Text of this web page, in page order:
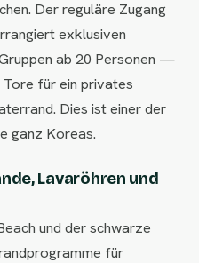
Der reguläre Zugang
exklusiven
ab 20 Personen —
für ein privates
Dies ist einer der
ganz Koreas.
Lavaröhren und
und der schwarze
für